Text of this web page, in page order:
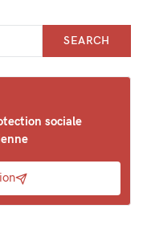
SEARCH
sociale